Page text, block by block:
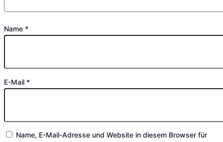
Name *
E-Mail *
Name, E-Mail-Adresse und Website in diesem Browser für